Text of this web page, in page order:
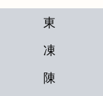
東
凍
陳